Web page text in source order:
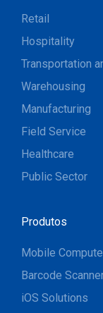
Retail
Hospitality
Transportation
Warehousing
Manufacturing
Field Service
Healthcare
Public Sector
Produtos
Mobile
Barcode
iOS Solutions